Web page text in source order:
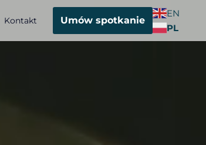
Kontakt Umów spotkanie
EN
PL